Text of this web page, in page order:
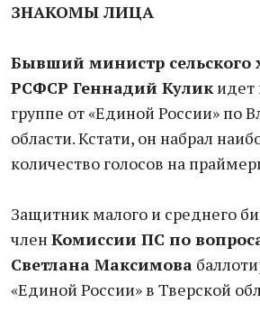
ЗНАКОМЫ ЛИЦА
Бывший министр сельского
РСФСР Геннадий Куликидет
группе от «Единой России» по
области. Кстати, он набрал
количество голосов на
Защитник малого и среднего
член Комиссии ПС по
Светлана Максимова
«Единой России» в Тверской